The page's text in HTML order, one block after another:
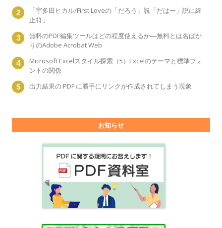
「宇多田ヒカル/First Loveの「だろう」説「だはー」説に終
止符」
無料のPDF編集ツールはどの程度使えるか―無料とは名ばか
りのAdobe Acrobat Web
Microsoft Excelスタイル探索（5）Excelのテーマと標準フォ
ントの関係
出力結果の PDF に勝手にリンクが作成されてしまう現象
お知らせ